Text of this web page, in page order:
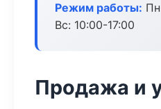
Режим работы:
Вс: 10:00-17:00
Продажа и